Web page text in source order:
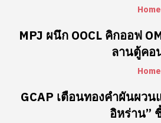
MPJ ผนึก OOCL คิกออฟ
ลานตู้คอ
GCAP เตือนทองคำผันผวน
อิหร่าน”